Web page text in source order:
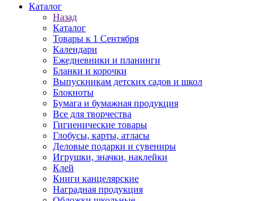
Каталог
Назад
Каталог
Товары к 1 Сентября
Календари
Ежедневники и планинги
Бланки и корочки
Выпускникам детских садов и школ
Блокноты
Бумага и бумажная продукция
Все для творчества
Гигиенические товары
Глобусы, карты, атласы
Деловые подарки и сувениры
Игрушки, значки, наклейки
Клей
Книги канцелярские
Наградная продукция